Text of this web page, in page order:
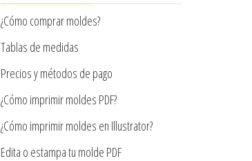
¿Cómo comprar moldes?
Tablas de medidas
Precios y métodos de pago
¿Cómo imprimir moldes PDF?
¿Cómo imprimir moldes en Illustrator?
Edita o estampa tu molde PDF